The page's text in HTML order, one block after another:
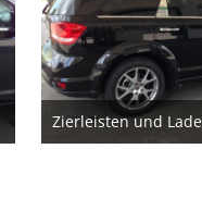
21. Juni 2013